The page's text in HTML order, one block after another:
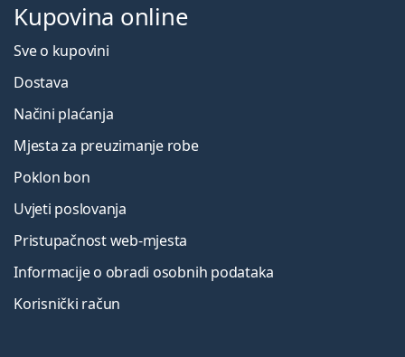
Kupovina online
Sve o kupovini
Dostava
Načini plaćanja
Mjesta za preuzimanje robe
Poklon bon
Uvjeti poslovanja
Pristupačnost web-mjesta
Informacije o obradi osobnih podataka
Korisnički račun